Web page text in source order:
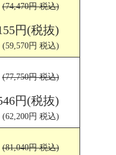
(74,470円 税込)
円(税抜)
(59,570円 税込)
(77,750円 税込)
円(税抜)
(62,200円 税込)
(81,040円 税込)